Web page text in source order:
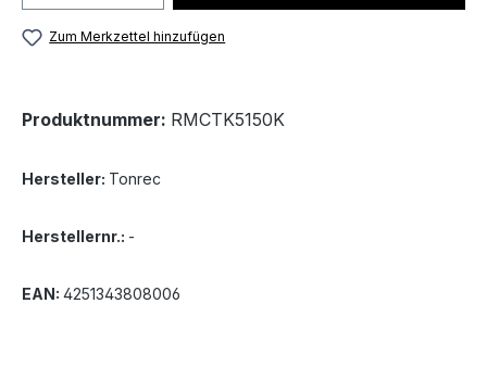
Zum Merkzettel hinzufügen
Produktnummer: RMCTK5150K
Hersteller: Tonrec
Herstellernr.: -
EAN: 4251343808006